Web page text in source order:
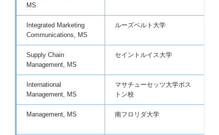
MS
Integrated Marketing
Communications, MS
ルーズベルト大学
Supply Chain
Management, MS
セイントルイス大学
International
Management, MS
マサチューセッツ大学ボス
トン校
Management, MS 南フロリダ大学